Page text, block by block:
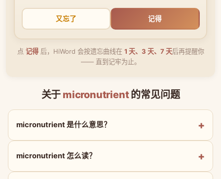
又忘了 记得
点 记得后，HiWord 会按遗忘曲线在 1 天、3 天、7 天后再提醒你
—— 直到记牢为止。
关于 micronutrient的常见问题
micronutrient 是什么意思？
micronutrient 怎么读？